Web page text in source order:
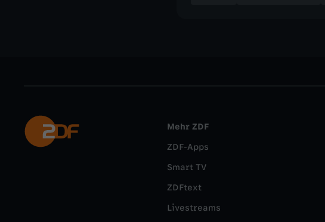
Mehr ZDF
ZDF-Apps
Smart TV
ZDFtext
Livestreams